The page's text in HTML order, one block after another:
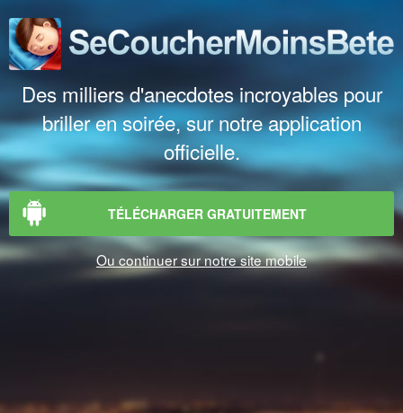
Des milliers d'anecdotes incroyables pour
briller en soirée, sur notre application
officielle.
TÉLÉCHARGER GRATUITEMENT
Ou continuer sur notre site mobile